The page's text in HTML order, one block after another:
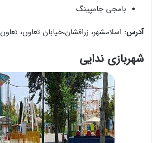
بامجی جامپینگ
آدرس: اسلامشهر، زرافشان،خیابان تعاون، تعاون 3
شهربازی ندایی